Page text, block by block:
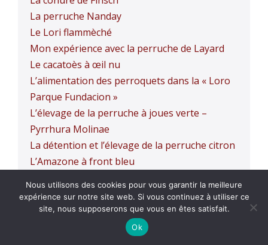
La perruche Nanday
Le Lori flammèché
Mon expérience avec la perruche de Layard
Le cacatoès à œil nu
L’alimentation des perroquets dans la « Loro
Parque Fundacion »
L’élevage de la perruche à joues verte –
Pyrrhura Molinae
La détention et l’élevage de la perruche citron
L’Amazone à front bleu
L’élevage de la perruche à ailes d’or
L’amazone à front Blanc
Poussins d’ara Catalina
Nous utilisons des cookies pour vous garantir la meilleure
expérience sur notre site web. Si vous continuez à utiliser ce
site, nous supposerons que vous en êtes satisfait.
Ok